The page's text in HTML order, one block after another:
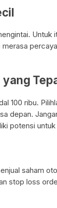
Untuk
yang
100 ribu.
depan.
potensi untuk
saham
stop loss